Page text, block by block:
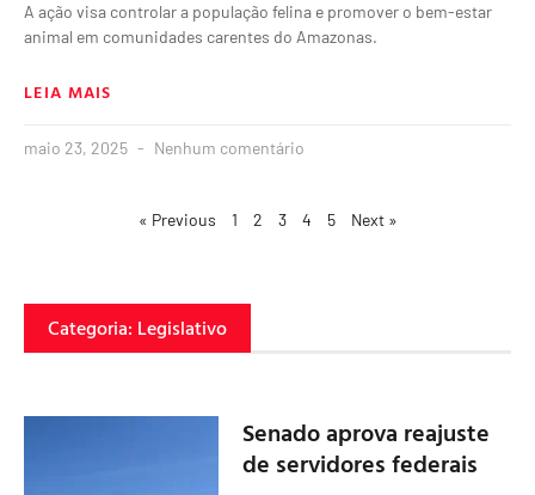
A ação visa controlar a população felina e promover o bem-estar
animal em comunidades carentes do Amazonas.
LEIA MAIS
maio 23, 2025 Nenhum comentário
« Previous 1 2 3 4 5 Next »
Categoria: Legislativo
Senado aprova reajuste
de servidores federais